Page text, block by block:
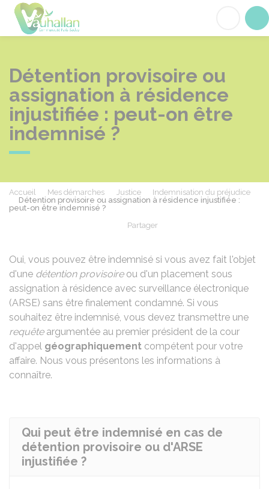
Détention provisoire ou
assignation à résidence
injustifiée : peut-on être
indemnisé ?
Accueil Mes démarches Justice
Indemnisation du préjudice
Détention provisoire ou assignation à résidence injustifiée :
peut-on être indemnisé ?
Partager
Oui, vous pouvez être indemnisé si vous avez fait l'objet
d'une détention provisoireou d'un placement sous
assignation à résidence avec surveillance électronique
(ARSE) sans être finalement condamné. Si vous
souhaitez être indemnisé, vous devez transmettre une
requêteargumentée au premier président de la cour
d'appel géographiquement compétent pour votre
affaire. Nous vous présentons les informations à
connaître.
Qui peut être indemnisé en cas de
détention provisoire ou d'ARSE
injustifiée ?